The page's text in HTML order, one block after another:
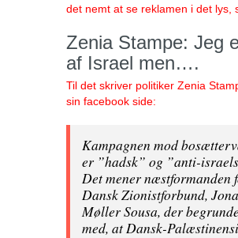
det nemt at se reklamen i det lys,
Zenia Stampe: Jeg
af Israel men….
Til det skriver politiker Zenia
sin facebook side:
Kampagnen mod
er ”hadsk” og ”anti-
Det mener næstformanden
Dansk Zionistforbund,
Møller Sousa, der
med, at Dansk-